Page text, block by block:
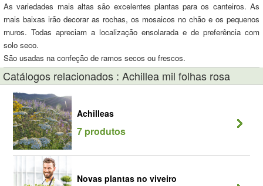
As variedades mais altas são excelentes plantas para os canteiros. As
mais baixas irão decorar as rochas, os mosaicos no chão e os pequenos
muros. Todas apreciam a localização ensolarada e de preferência com
solo seco.
São usadas na confeção de ramos secos ou frescos.
Catálogos relacionados : Achillea mil folhas rosa
Achilleas
7 produtos
Novas plantas no viveiro